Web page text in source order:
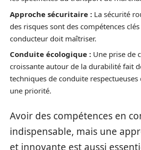
Approche sécuritaire : La sécurité
des risques sont des compétences
conducteur doit maîtriser.
Conduite écologique : Une prise de
croissante autour de la durabilité fait
techniques de conduite respectueuses
une priorité.
Avoir des compétences en
indispensable, mais une
et innovante est aussi